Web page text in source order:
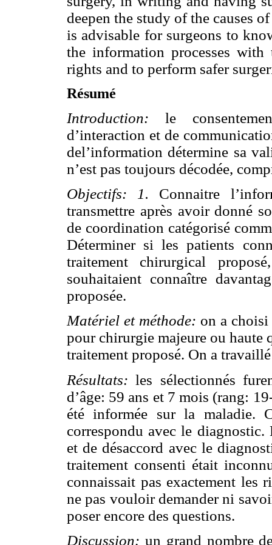
deepen the study of the causes
is advisable for surgeons to
the information processes
rights and to perform safer
Résumé
Introduction:le
d’interaction et de
del’information détermine sa
n’est pas toujours décodée,
Objectifs: 1. Connaitre
transmettre après avoir donné
de coordination catégorisé
Déterminer si les patients
traitement chirurgical
souhaitaient connaître
proposée.
Matériel et méthode: on a
pour chirurgie majeure ou haute
traitement proposé. On a
Résultats:les sélectionnés
d’âge: 59 ans et 7 mois (rang:
été informée sur la maladie.
correspondu avec le diagnostic.
et de désaccord avec le
traitement consenti était
connaissait pas exactement les
ne pas vouloir demander ni
poser encore des questions.
Discussion: un grand nombre